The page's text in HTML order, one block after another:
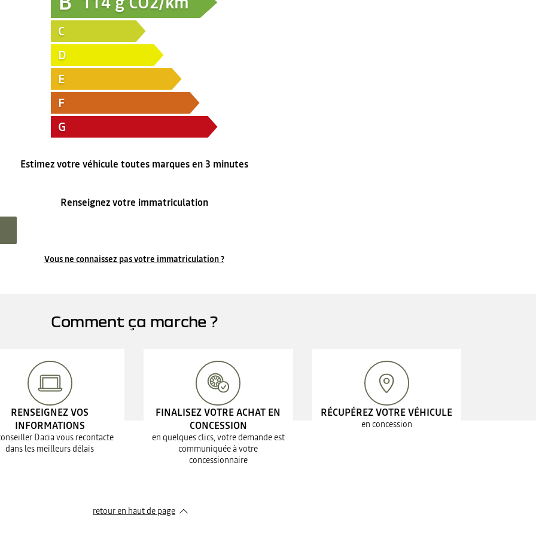
C
D
E
F
G
Estimez votre véhicule toutes marques en 3 minutes
Renseignez votre immatriculation
Vous ne connaissez pas votre immatriculation ?
Comment ça marche ?
RENSEIGNEZ VOS
INFORMATIONS
Dacia vous recontacte
dans les meilleurs délais
FINALISEZ VOTRE ACHAT EN
CONCESSION
en quelques clics, votre demande est
communiquée à votre
concessionnaire
RÉCUPÉREZ VOTRE VÉHICULE
en concession
retour en haut de page​